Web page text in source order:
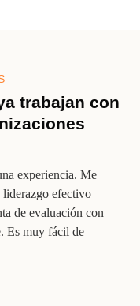
trabajan con
experiencia. Me
efectivo
de evaluación con
Es muy fácil de